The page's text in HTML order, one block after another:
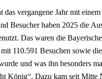
vergangene Jahr mit
Besucher haben 2025 die
Das waren die
110.591 Besuchen sowie
und was ihn besonders
König“. Dazu kam seit Mitte